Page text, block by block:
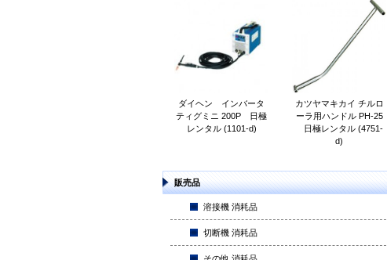
ダイヘン インバータ
ティグミニ 200P 日極
レンタル (1101-d)
カツヤマキカイ チルロ
ーラ用ハンドル PH-25
日極レンタル (4751-
d)
販売品
溶接機 消耗品
切断機 消耗品